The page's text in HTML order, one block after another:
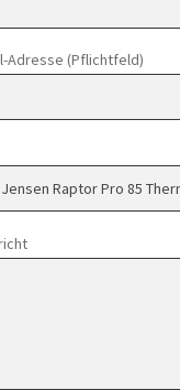
Adresse (Pflichtfeld)